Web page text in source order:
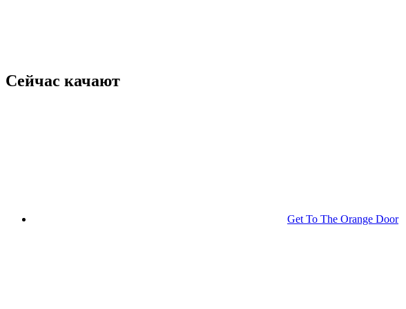
Сейчас качают
Get To The Orange Door